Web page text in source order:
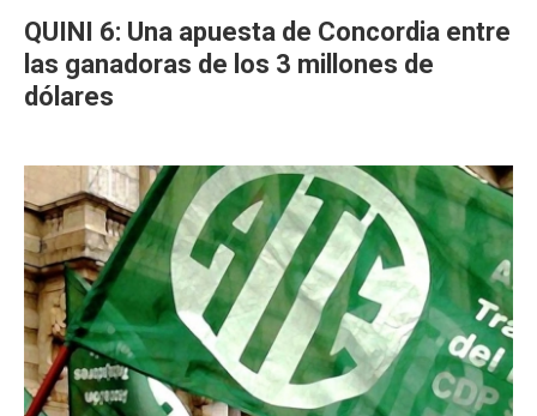
QUINI 6: Una apuesta de Concordia entre
las ganadoras de los 3 millones de
dólares